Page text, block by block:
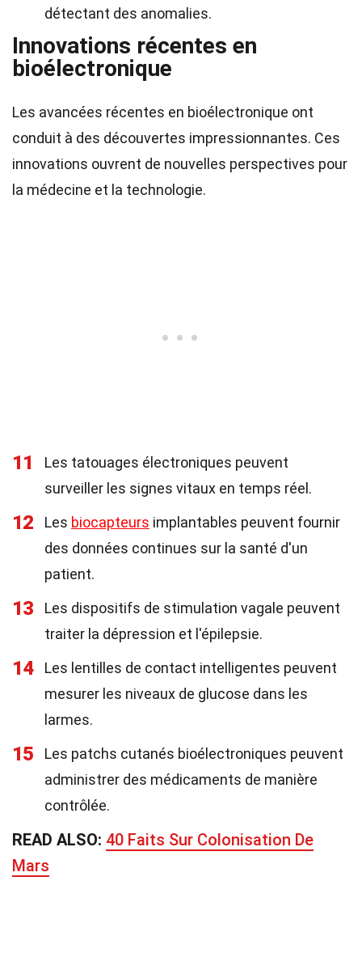
détectant des anomalies.
Innovations récentes en
bioélectronique
Les avancées récentes en bioélectronique ont
conduit à des découvertes impressionnantes. Ces
innovations ouvrent de nouvelles perspectives pour
la médecine et la technologie.
11
Les tatouages électroniques peuvent
surveiller les signes vitaux en temps réel.
12 Les biocapteurs implantables peuvent fournir
des données continues sur la santé d'un
patient.
13
Les dispositifs de stimulation vagale peuvent
traiter la dépression et l'épilepsie.
14
Les lentilles de contact intelligentes peuvent
mesurer les niveaux de glucose dans les
larmes.
15
Les patchs cutanés bioélectroniques peuvent
administrer des médicaments de manière
contrôlée.
READ ALSO: 40 Faits Sur Colonisation De
Mars